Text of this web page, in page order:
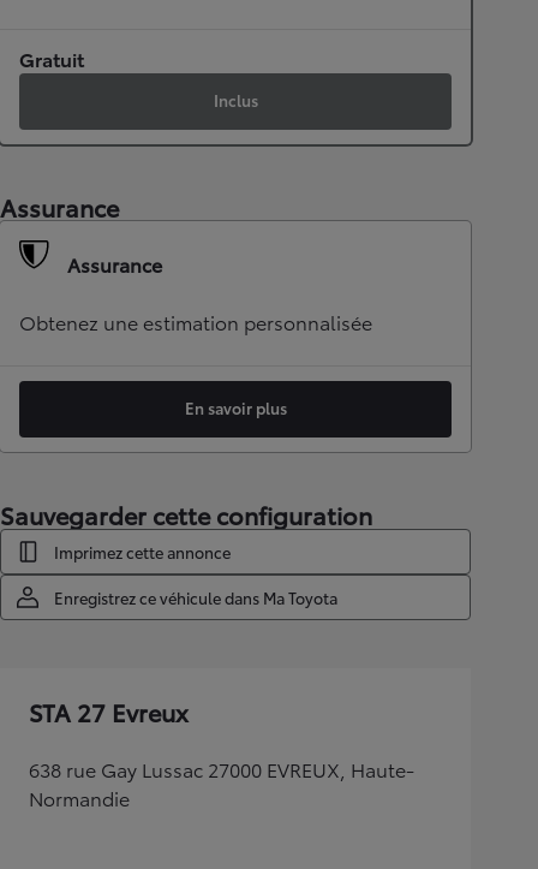
Gratuit
Inclus
Assurance
Assurance
Obtenez une estimation personnalisée
En savoir plus
Sauvegarder cette configuration
Imprimez cette annonce
Enregistrez ce véhicule dans Ma Toyota
STA 27 Evreux
638 rue Gay Lussac 27000 EVREUX, Haute-
Normandie